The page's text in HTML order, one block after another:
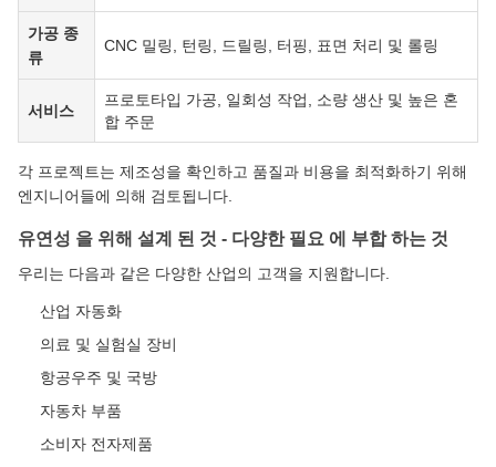
가공 종
류
CNC 밀링, 턴링, 드릴링, 터핑, 표면 처리 및 롤링
서비스
프로토타입 가공, 일회성 작업, 소량 생산 및 높은 혼
합 주문
각 프로젝트는 제조성을 확인하고 품질과 비용을 최적화하기 위해
엔지니어들에 의해 검토됩니다.
유연성 을 위해 설계 된 것 - 다양한 필요 에 부합 하는 것
우리는 다음과 같은 다양한 산업의 고객을 지원합니다.
산업 자동화
의료 및 실험실 장비
항공우주 및 국방
자동차 부품
소비자 전자제품